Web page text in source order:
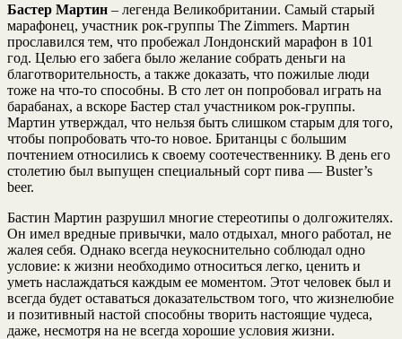
Бастер Мартин – легенда Великобритании. Самый старый
марафонец, участник рок-группы The Zimmers. Мартин
прославился тем, что пробежал Лондонский марафон в 101
год. Целью его забега было желание собрать деньги на
благотворительность, а также доказать, что пожилые люди
тоже на что-то способны. В сто лет он попробовал играть на
барабанах, а вскоре Бастер стал участником рок-группы.
Мартин утверждал, что нельзя быть слишком старым для того,
чтобы попробовать что-то новое. Британцы с большим
почтением относились к своему соотечественнику. В день его
столетию был выпущен специальный сорт пива — Buster’s
beer.
Бастин Мартин разрушил многие стереотипы о долгожителях.
Он имел вредные привычки, мало отдыхал, много работал, не
жалея себя. Однако всегда неукоснительно соблюдал одно
условие: к жизни необходимо относиться легко, ценить и
уметь наслаждаться каждым ее моментом. Этот человек был и
всегда будет оставаться доказательством того, что жизнелюбие
и позитивный настой способны творить настоящие чудеса,
даже, несмотря на не всегда хорошие условия жизни.